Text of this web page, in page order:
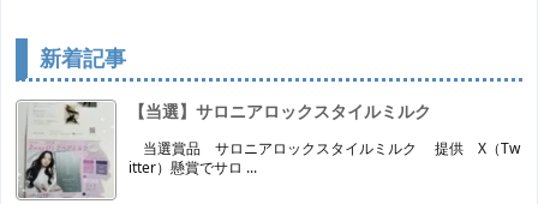
新着記事
【当選】サロニアロックスタイルミルク
当選賞品 サロニアロックスタイルミルク 提供 X（Tw
itter）懸賞でサロ ...